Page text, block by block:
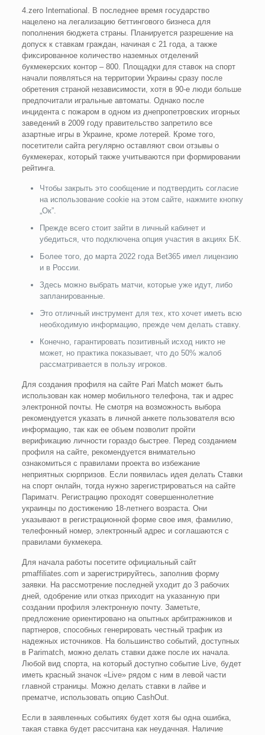
4.zero International. В последнее время государство
нацелено на легализацию беттингового бизнеса для
пополнения бюджета страны. Планируется разрешение на
допуск к ставкам граждан, начиная с 21 года, а также
фиксированное количество наземных отделений
букмекерских контор – 800. Площадки для ставок на спорт
начали появляться на территории Украины сразу после
обретения страной независимости, хотя в 90-е люди больше
предпочитали игральные автоматы. Однако после
инцидента с пожаром в одном из днепропетровских игорных
заведений в 2009 году правительство запретило все
азартные игры в Украине, кроме лотерей. Кроме того,
посетители сайта регулярно оставляют свои отзывы о
букмекерах, который также учитываются при формировании
рейтинга.
Чтобы закрыть это сообщение и подтвердить согласие
на использование cookie на этом сайте, нажмите кнопку
„Ок”.
Прежде всего стоит зайти в личный кабинет и
убедиться, что подключена опция участия в акциях БК.
Более того, до марта 2022 года Bet365 имел лицензию
и в России.
Здесь можно выбрать матчи, которые уже идут, либо
запланированные.
Это отличный инструмент для тех, кто хочет иметь всю
необходимую информацию, прежде чем делать ставку.
Конечно, гарантировать позитивный исход никто не
может, но практика показывает, что до 50% жалоб
рассматривается в пользу игроков.
Для создания профиля на сайте Pari Match может быть
использован как номер мобильного телефона, так и адрес
электронной почты. Не смотря на возможность выбора
рекомендуется указать в личной анкете пользователя всю
информацию, так как ее объем позволит пройти
верификацию личности гораздо быстрее. Перед созданием
профиля на сайте, рекомендуется внимательно
ознакомиться с правилами проекта во избежание
неприятных сюрпризов. Если появилась идея делать Ставки
на спорт онлайн, тогда нужно зарегистрироваться на сайте
Париматч. Регистрацию проходят совершеннолетние
украинцы по достижению 18-летнего возраста. Они
указывают в регистрационной форме свое имя, фамилию,
телефонный номер, электронный адрес и соглашаются с
правилами букмекера.
Для начала работы посетите официальный сайт
pmaffiliates.com и зарегистрируйтесь, заполнив форму
заявки. На рассмотрение последней уходит до 3 рабочих
дней, одобрение или отказ приходит на указанную при
создании профиля электронную почту. Заметьте,
предложение ориентировано на опытных арбитражников и
партнеров, способных генерировать честный трафик из
надежных источников. На большинство событий, доступных
в Parimatch, можно делать ставки даже после их начала.
Любой вид спорта, на который доступно событие Live, будет
иметь красный значок «Live» рядом с ним в левой части
главной страницы. Можно делать ставки в лайве и
прематче, использовать опцию CashOut.
Если в заявленных событиях будет хотя бы одна ошибка,
такая ставка будет рассчитана как неудачная. Наличие